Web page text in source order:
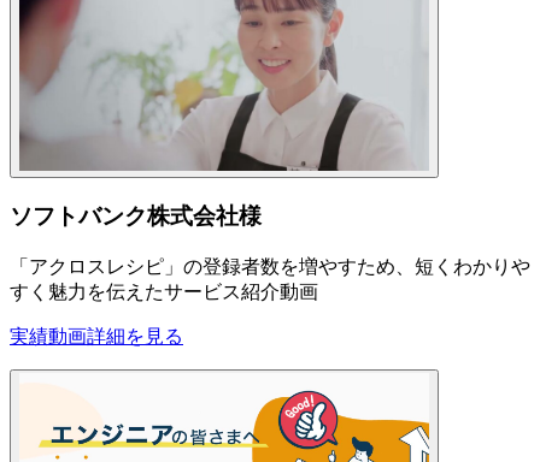
ソフトバンク株式会社様
「アクロスレシピ」の登録者数を増やすため、短くわかりや
すく魅力を伝えたサービス紹介動画
実績動画詳細を見る